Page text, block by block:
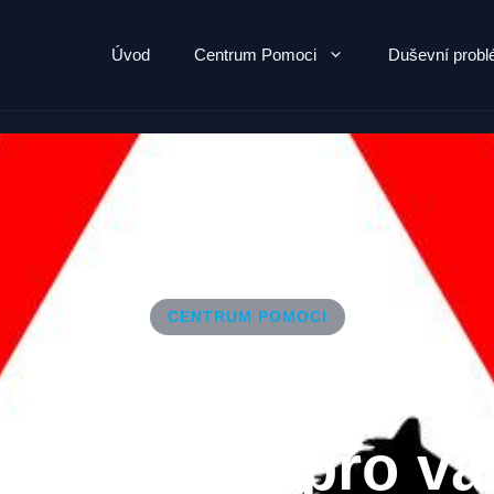
Úvod Centrum Pomoci Duševní
CENTRUM POMOCI
poradna:
pátek pro